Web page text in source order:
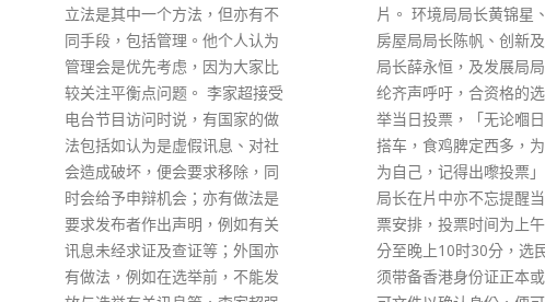
片。 环境局局长黄锦星、运输及
房屋局局长陈帆、创新及科技局
局长薛永恒，及​发展局局长黄伟
纶齐声呼吁，合资格的选民于选
举当日投票，「无论嗰日行路定
搭车，食鸡脾定西多，为香港、
为自己，记得出嚟投票」！ 几位
局长在片中亦不忘提醒当日的投
票安排，投票时间为上午8时30
分至晚上10时30分，选民当日只
须带备香港身份证正本或其他认
龄介乎34岁至73岁；另
正在还柙的前《苹果日
长陈沛敏。7人涉违反《
行条例》第9及10条串谋
动刊物罪，警方搜查被
处所，各人随后被押往
扣查。被捕的7人当中，
和陈沛敏为夫妻关系。
闻》下午即在社交平台
应警方拘捕多名高层及
员、带走多人协助调查